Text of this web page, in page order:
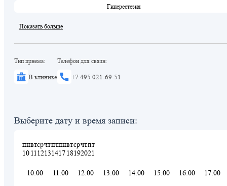
Гиперестезия
Показать больше
Тип приема:
В клинике
Телефон для связи:
+7 495 021-69-51
Выберите дату и время записи:
пн
10
вт
11
ср
12
чт
13
пт
14
пн
17
вт
18
ср
19
чт
20
пт
21
10:00 11:00 12:00 13:00 14:00 15:00 16:00 17:00